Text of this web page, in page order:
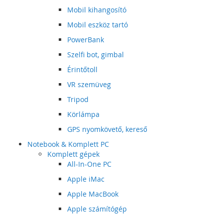
Mobil kihangosító
Mobil eszköz tartó
PowerBank
Szelfi bot, gimbal
Érintőtoll
VR szemüveg
Tripod
Körlámpa
GPS nyomkövető, kereső
Notebook & Komplett PC
Komplett gépek
All-In-One PC
Apple iMac
Apple MacBook
Apple számítógép